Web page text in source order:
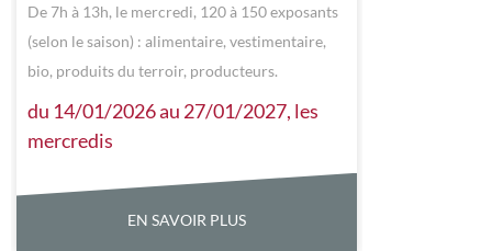
De 7h à 13h, le mercredi, 120 à 150 exposants
(selon le saison) : alimentaire, vestimentaire,
bio, produits du terroir, producteurs.
du 14/01/2026 au 27/01/2027, les
mercredis
EN SAVOIR PLUS